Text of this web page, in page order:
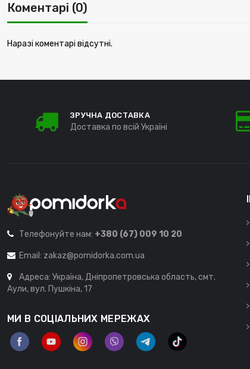
Коментарі (0)
Наразі коментарі відсутні.
ЗРУЧНА ДОСТАВКА
Доставка по всій Україні
Телефонуйте нам: +380 (67) 009 10 20
Email: zakaz@pomidorka.com.ua
Адреса: Україна, Дніпропетровська область, смт.
Аули, вул. Пушкіна, 17
МИ В СОЦІАЛЬНИХ МЕРЕЖАХ